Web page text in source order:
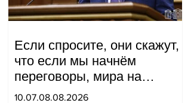
Если спросите, они скажут,
что если мы начнём
переговоры, мира на
границе не будет, начнётся
10.07.08.08.2026